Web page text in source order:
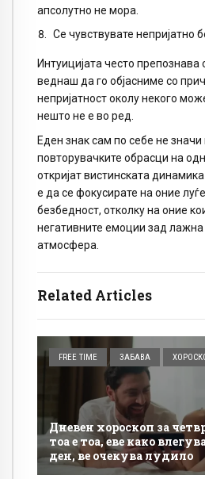
Related Articles
FREE TIME ЗАБАВА
Дневен хороскоп за
тоа е тоа, еве како
ден, ве очекува лудило
апсолутно не мора.
Се чувствувате непријатно
Интуицијата често
веднаш да го објасниме со
непријатност околу некого
нешто не е во ред.
Еден знак сам по себе не значи
повторувачките обрасци на
откријат вистинската
е да се фокусирате на оние
безбедност, отколку на оние
негативните емоции зад лажна
атмосфера.